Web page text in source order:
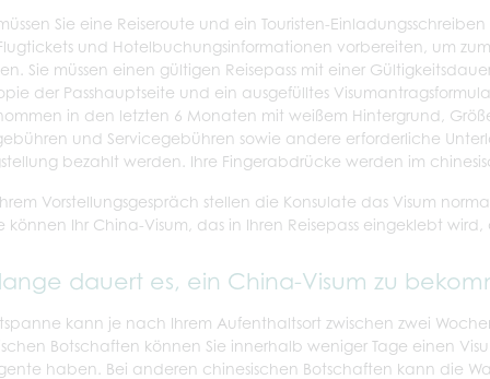
Sie eine Reiseroute und ein Touristen-
und Hotelbuchungsinformationen vorbereiten, um
Sie müssen einen gültigen Reisepass mit einer
der Passhauptseite und ein ausgefülltes
in den letzten 6 Monaten mit weißem Hintergrund,
und Servicegebühren sowie andere erforderliche
bezahlt werden. Ihre Fingerabdrücke werden im
Vorstellungsgespräch stellen die Konsulate das Visum
können Ihr China-Visum, das in Ihren Reisepass eingeklebt
dauert es, ein China-Visum zu
kann je nach Ihrem Aufenthaltsort zwischen zwei
Botschaften können Sie innerhalb weniger Tage einen
haben. Bei anderen chinesischen Botschaften kann die